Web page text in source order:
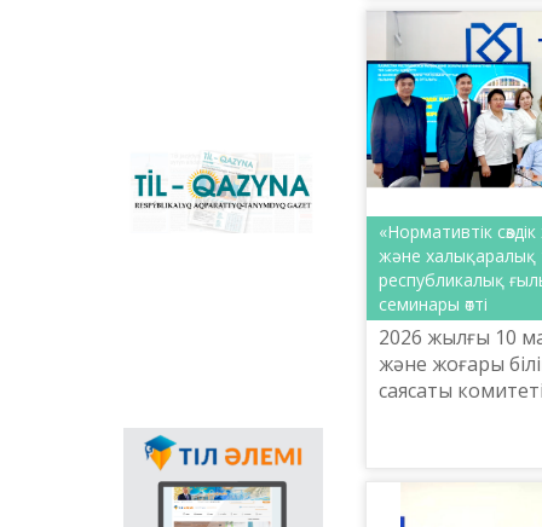
бағдарламасының
Windows-қа арналған
offline-нұсқасын, MS
Office пакетіне
«Til-Qazyna»
республикалық
ақпараттық-танымдық
Мемлекеттік тілдің
қолданыс аясының
кеңеюінде ғаламтор
арқылы тілді
қосты. Өткен
«Нормативтік
және халықаралық
республикалық
семинары өтті
2026 жылғы 10
және жоғары
саясаты